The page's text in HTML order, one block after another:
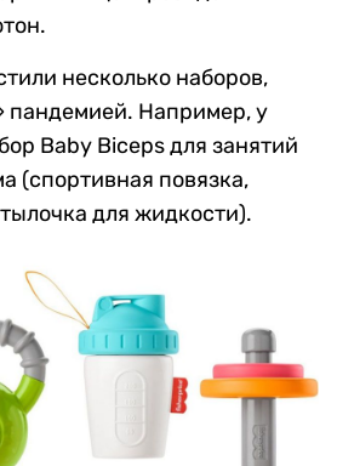
несколько наборов,
пандемией. Например, у
Baby Biceps для занятий
(спортивная повязка,
для жидкости).